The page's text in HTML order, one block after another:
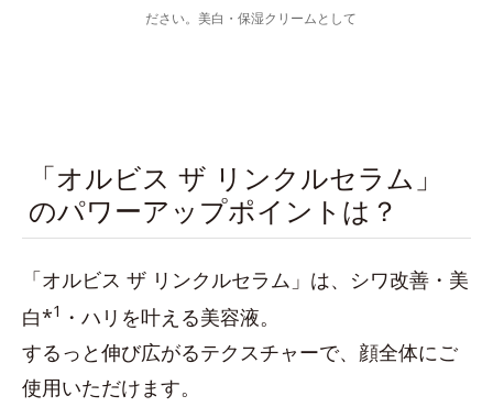
ださい。美白・保湿クリームとして
「オルビス ザ リンクルセラム」
のパワーアップポイントは？
「オルビス ザ リンクルセラム」は、シワ改善・美
白*1 ・ハリを叶える美容液。
するっと伸び広がるテクスチャーで、顔全体にご
使用いただけます。